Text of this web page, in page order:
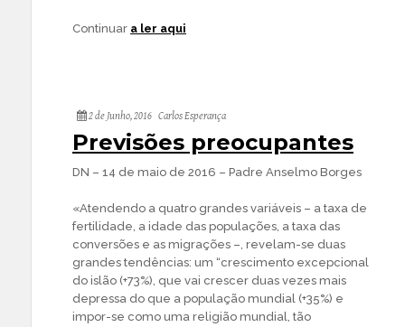
Continuar a ler aqui
2 de Junho, 2016 Carlos Esperança
Previsões preocupantes
DN – 14 de maio de 2016 – Padre Anselmo Borges
«Atendendo a quatro grandes variáveis – a taxa de
fertilidade, a idade das populações, a taxa das
conversões e as migrações –, revelam-se duas
grandes tendências: um “crescimento excepcional
do islão (+73%), que vai crescer duas vezes mais
depressa do que a população mundial (+35%) e
impor-se como uma religião mundial, tão